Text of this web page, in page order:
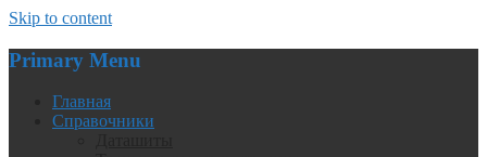
Skip to content
Primary Menu
Главная
Справочники